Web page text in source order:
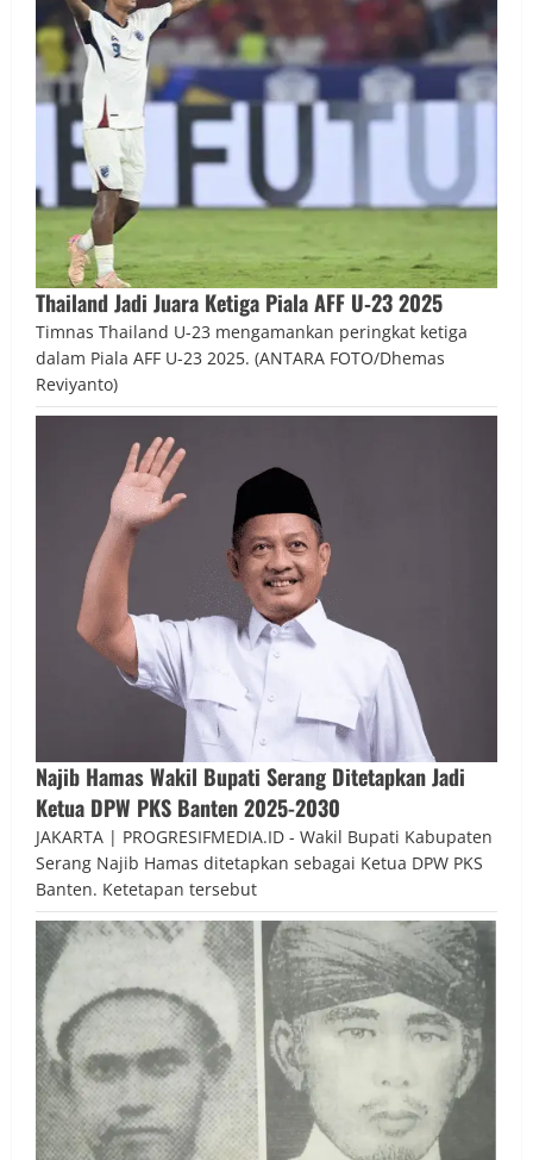
Thailand Jadi Juara Ketiga Piala AFF U‑23 2025
Timnas Thailand U-23 mengamankan peringkat ketiga
dalam Piala AFF U-23 2025. (ANTARA FOTO/Dhemas
Reviyanto)
Najib Hamas Wakil Bupati Serang Ditetapkan Jadi
Ketua DPW PKS Banten 2025-2030
JAKARTA | PROGRESIFMEDIA.ID - Wakil Bupati Kabupaten
Serang Najib Hamas ditetapkan sebagai Ketua DPW PKS
Banten. Ketetapan tersebut